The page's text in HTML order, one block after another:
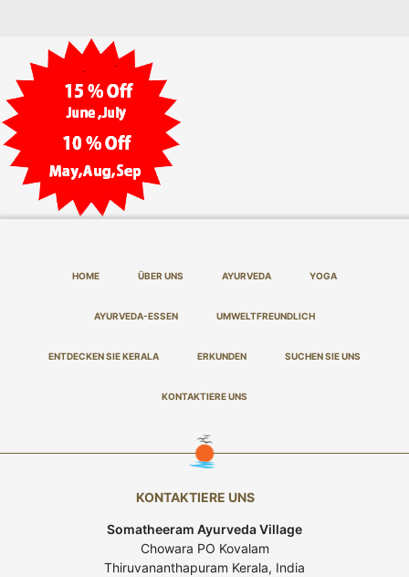
HOME ÜBER UNS AYURVEDA YOGA
AYURVEDA-ESSEN UMWELTFREUNDLICH
ENTDECKEN SIE KERALA ERKUNDEN SUCHEN SIE UNS
KONTAKTIERE UNS
KONTAKTIERE UNS
Somatheeram Ayurveda Village
Chowara PO Kovalam
Thiruvananthapuram Kerala, India